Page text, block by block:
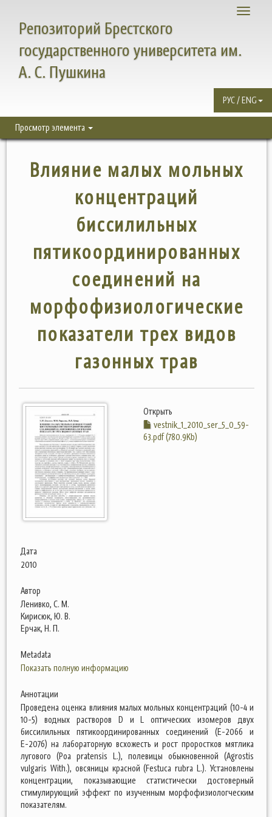
Toggle
Репозиторий Брестского
государственного университета им.
А. С. Пушкина
РУС / ENG
Просмотр элемента
Влияние малых мольных
концентраций
биссилильных
пятикоординированных
соединений на
морфофизиологические
показатели трех видов
газонных трав
Открыть
vestnik_1_2010_ser_5_0_59-
63.pdf (780.9Kb)
Дата
2010
Автор
Ленивко, С. М.
Кирисюк, Ю. В.
Ерчак, Н. П.
Metadata
Показать полную информацию
Аннотации
Проведена оценка влияния малых мольных концентраций (10-4 и
10-5) водных растворов D и L оптических изомеров двух
биссилильных пятикоординированных соединений (Е-2066 и
Е-2076) на лабораторную всхожесть и рост проростков мятлика
лугового (Роа pratensis L.), полевицы обыкновенной (Agrostis
vulgaris With.), овсяницы красной (Festuca rubra L.). Установлены
концентрации, показывающие статистически достоверный
стимулирующий эффект по изученным морфофизиологческим
показателям.